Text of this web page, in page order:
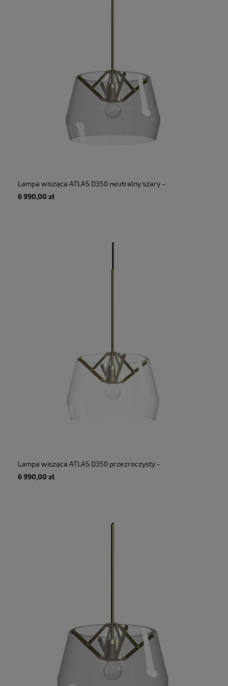
Lampa wisząca ATLAS D350 neutralny szary -
60W E27 220-240V IP20 - TONONE
6 990,00 zł
Lampa wisząca ATLAS D350 przezroczysty -
60W E27 220-240V IP20 - TONONE
6 990,00 zł